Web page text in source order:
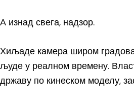
А изнад свега, надзор.
Хиљаде камера широм
људе у реалном времену.
државу по кинеском моделу,